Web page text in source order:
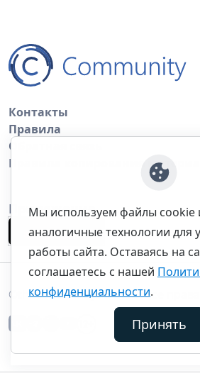
Контакты
Правила
Обратная связь
Правила копирования
Приложение
©thecommunity.ru 2026. Все
Мы используем файлы cookie
аналогичные технологии для
работы сайта. Оставаясь на
соглашаетесь с нашей
конфиденциальности.
Принять